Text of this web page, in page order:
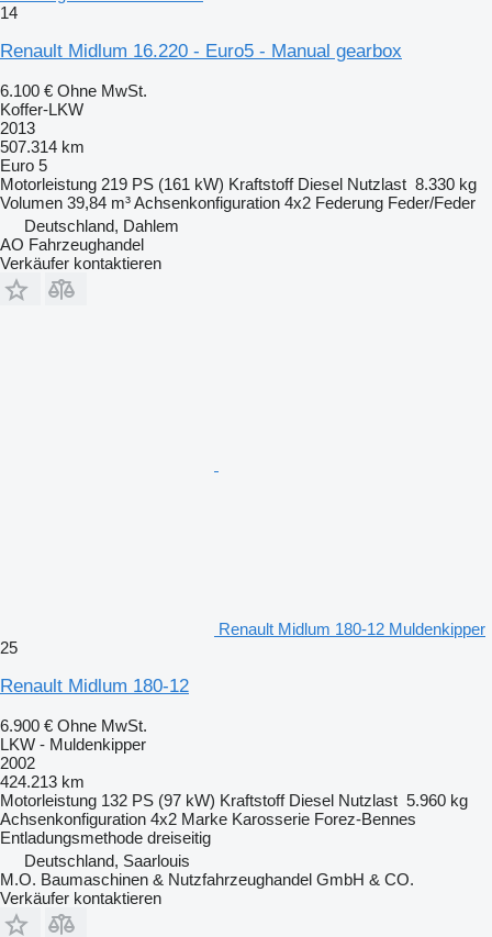
14
Renault Midlum 16.220 - Euro5 - Manual gearbox
6.100 € Ohne MwSt.
Koffer-LKW
2013
507.314 km
Euro 5
Motorleistung 219 PS (161 kW) Kraftstoff Diesel Nutzlast 8.330 kg
Volumen 39,84 m³Achsenkonfiguration 4x2 Federung Feder/Feder
Deutschland, Dahlem
AO Fahrzeughandel
Verkäufer kontaktieren
Renault Midlum 180-12 Muldenkipper
25
Renault Midlum 180-12
6.900 € Ohne MwSt.
LKW - Muldenkipper
2002
424.213 km
Motorleistung 132 PS (97 kW) Kraftstoff Diesel Nutzlast 5.960 kg
Achsenkonfiguration 4x2 Marke Karosserie Forez-Bennes
Entladungsmethode dreiseitig
Deutschland, Saarlouis
M.O. Baumaschinen & Nutzfahrzeughandel GmbH & CO.
Verkäufer kontaktieren